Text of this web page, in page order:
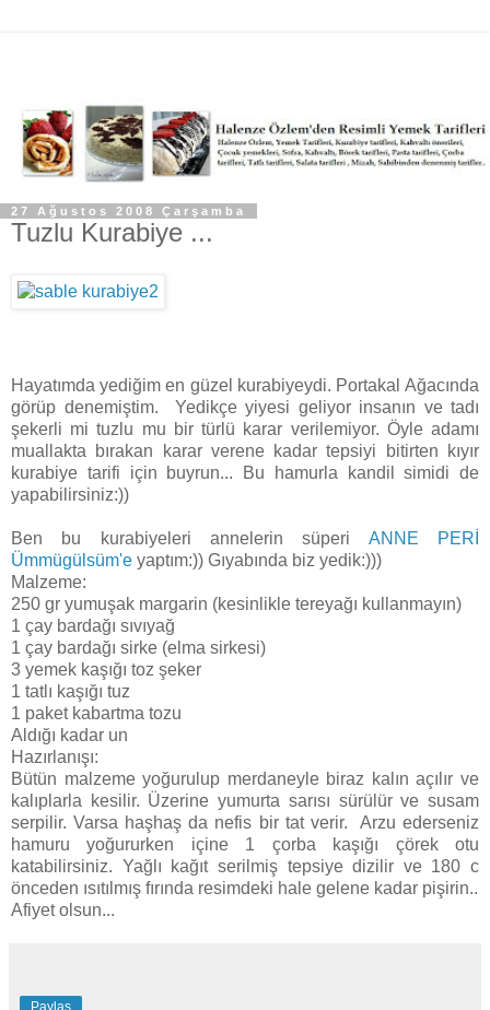
27 Ağustos 2008 Çarşamba
Tuzlu Kurabiye ...
Hayatımda yediğim en güzel kurabiyeydi. Portakal Ağacında
görüp denemiştim. Yedikçe yiyesi geliyor insanın ve tadı
şekerli mi tuzlu mu bir türlü karar verilemiyor. Öyle adamı
muallakta bırakan karar verene kadar tepsiyi bitirten kıyır
kurabiye tarifi için buyrun... Bu hamurla kandil simidi de
yapabilirsiniz:))
Ben bu kurabiyeleri annelerin süperi ANNE PERİ
Ümmügülsüm'e yaptım:)) Gıyabında biz yedik:)))
Malzeme:
250 gr yumuşak margarin (kesinlikle tereyağı kullanmayın)
1 çay bardağı sıvıyağ
1 çay bardağı sirke (elma sirkesi)
3 yemek kaşığı toz şeker
1 tatlı kaşığı tuz
1 paket kabartma tozu
Aldığı kadar un
Hazırlanışı:
Bütün malzeme yoğurulup merdaneyle biraz kalın açılır ve
kalıplarla kesilir. Üzerine yumurta sarısı sürülür ve susam
serpilir. Varsa haşhaş da nefis bir tat verir. Arzu ederseniz
hamuru yoğururken içine 1 çorba kaşığı çörek otu
katabilirsiniz. Yağlı kağıt serilmiş tepsiye dizilir ve 180 c
önceden ısıtılmış fırında resimdeki hale gelene kadar pişirin..
Afiyet olsun...
Paylaş